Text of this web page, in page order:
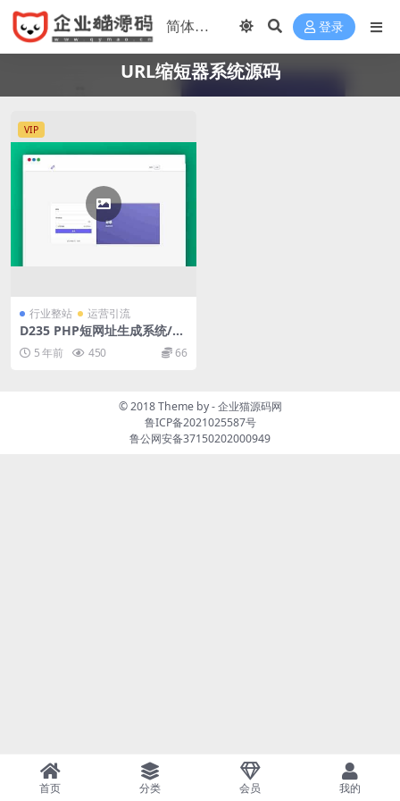
登录
URL缩短器系统源码
VIP
行业整站 运营引流
D235 PHP短网址生成系统/短
链接生成系统/URL缩短器系统
源码5 年前 450 66
© 2018 Theme by -企业猫源码网
鲁ICP备2021025587号
鲁公网安备37150202000949
首页 分类 会员 我的